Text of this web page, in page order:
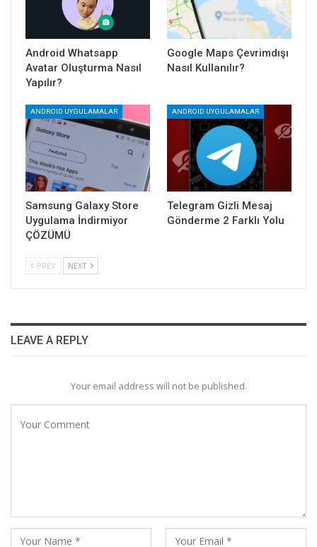
Android Whatsapp
Avatar Oluşturma Nasıl
Yapılır?
Google Maps Çevrimdışı
Nasıl Kullanılır?
ANDROID UYGULAMALAR
Samsung Galaxy Store
Uygulama İndirmiyor
ÇÖZÜMÜ
ANDROID UYGULAMALAR
Telegram Gizli Mesaj
Gönderme 2 Farklı Yolu
PREV NEXT
LEAVE A REPLY
Your email address will not be published.